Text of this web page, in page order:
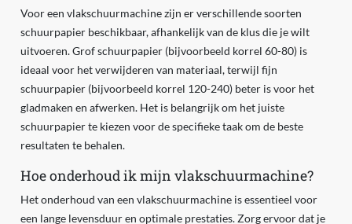
Voor een vlakschuurmachine zijn er verschillende soorten
schuurpapier beschikbaar, afhankelijk van de klus die je wilt
uitvoeren. Grof schuurpapier (bijvoorbeeld korrel 60-80) is
ideaal voor het verwijderen van materiaal, terwijl fijn
schuurpapier (bijvoorbeeld korrel 120-240) beter is voor het
gladmaken en afwerken. Het is belangrijk om het juiste
schuurpapier te kiezen voor de specifieke taak om de beste
resultaten te behalen.
Hoe onderhoud ik mijn vlakschuurmachine?
Het onderhoud van een vlakschuurmachine is essentieel voor
een lange levensduur en optimale prestaties. Zorg ervoor dat je